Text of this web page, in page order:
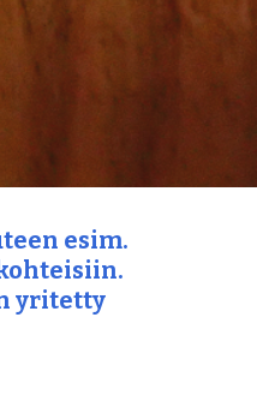
esim.
yritetty